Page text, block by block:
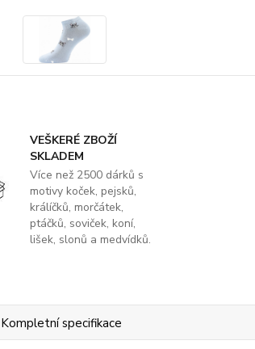
VEŠKERÉ ZBOŽÍ
SKLADEM
Více než 2500 dárků s
motivy koček, pejsků,
králíčků, morčátek,
ptáčků, soviček, koní,
lišek, slonů a medvídků.
Kompletní specifikace